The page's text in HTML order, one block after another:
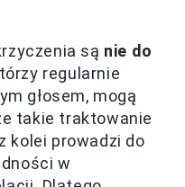
są nie do
regularnie
głosem, mogą
takie traktowanie
kolei prowadzi do
w